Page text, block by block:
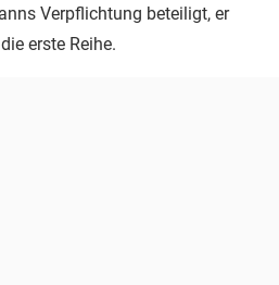
Verpflichtung beteiligt, er
erste Reihe.